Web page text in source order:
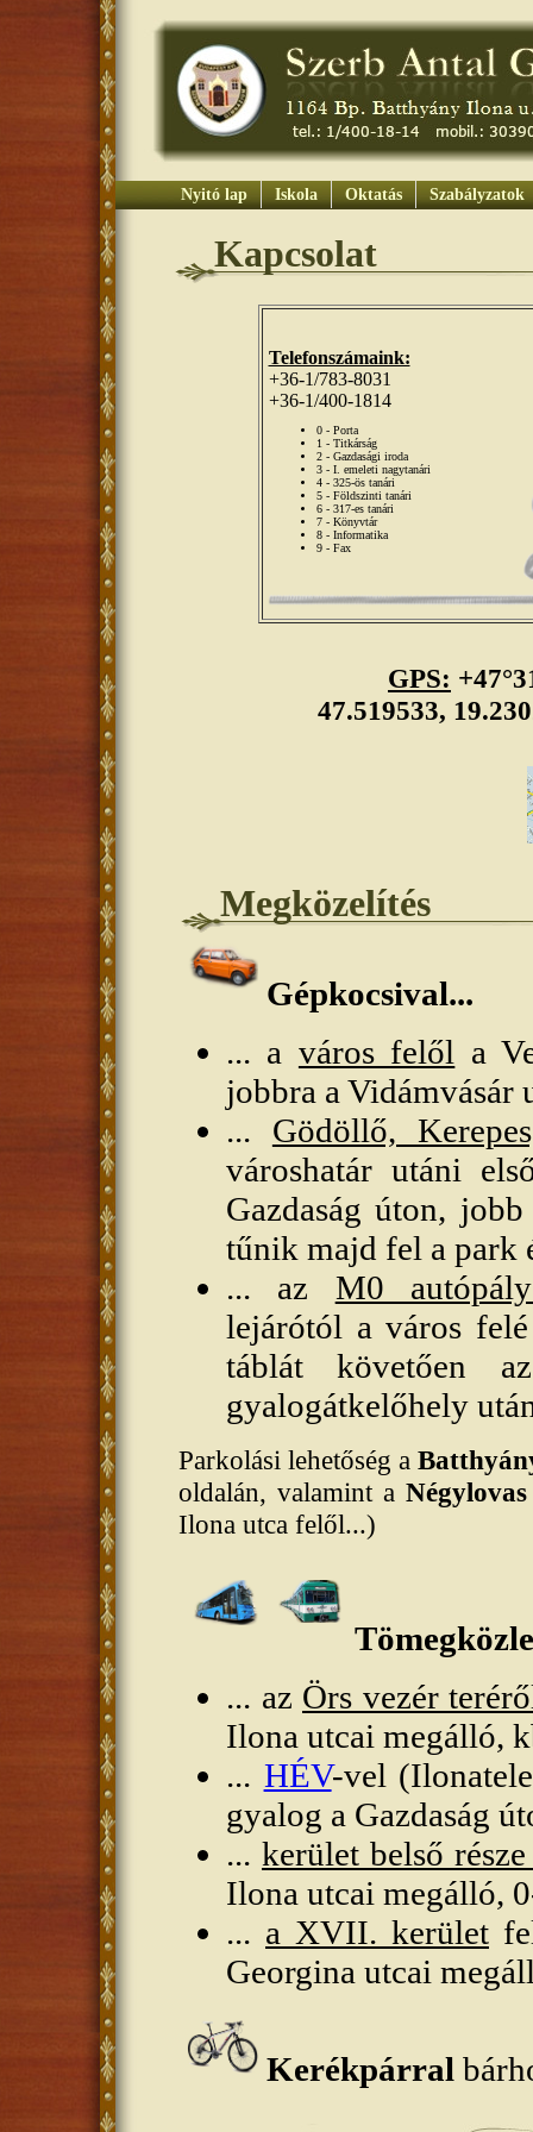
Nyitó lap Iskola Oktatás Szabályzatok
Kapcsolat
Telefonszámaink:
+36-1/783-8031
+36-1/400-1814
0 - Porta
1 - Titkárság
2 - Gazdasági iroda
3 - I. emeleti nagytanári
4 - 325-ös tanári
5 - Földszinti tanári
6 - 317-es tanári
7 - Könyvtár
8 - Informatika
9 - Fax
GPS:
47.519533,
Megközelítés
Gépkocsival...
... a város felől a
jobbra a Vidámvásár
... Gödöllő,
városhatár utáni
Gazdaság úton,
tűnik majd fel a park
... az M0
lejárótól a város
táblát követően
gyalogátkelőhely
Parkolási lehetőség a
oldalán, valamint a
Ilona utca felől...)
... az Örs vezér
Ilona utcai megálló,
... HÉV-vel
gyalog a Gazdaság
... kerület belső
Ilona utcai megálló,
... a XVII. kerület
Georgina utcai
Kerékpárral